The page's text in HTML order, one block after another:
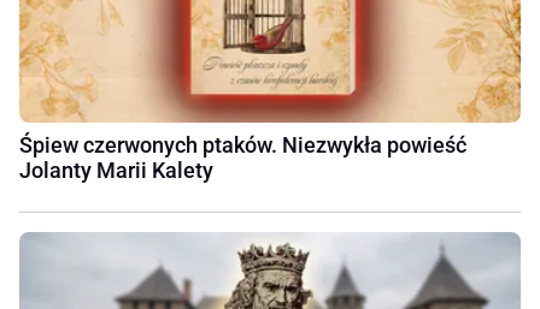
Śpiew czerwonych ptaków. Niezwykła powieść
Jolanty Marii Kalety